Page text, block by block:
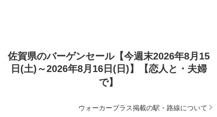
佐賀県のバーゲンセール【今週末2026年8月15
日(土)～2026年8月16日(日)】【恋人と・夫婦
で】
ウォーカープラス掲載の駅・路線について